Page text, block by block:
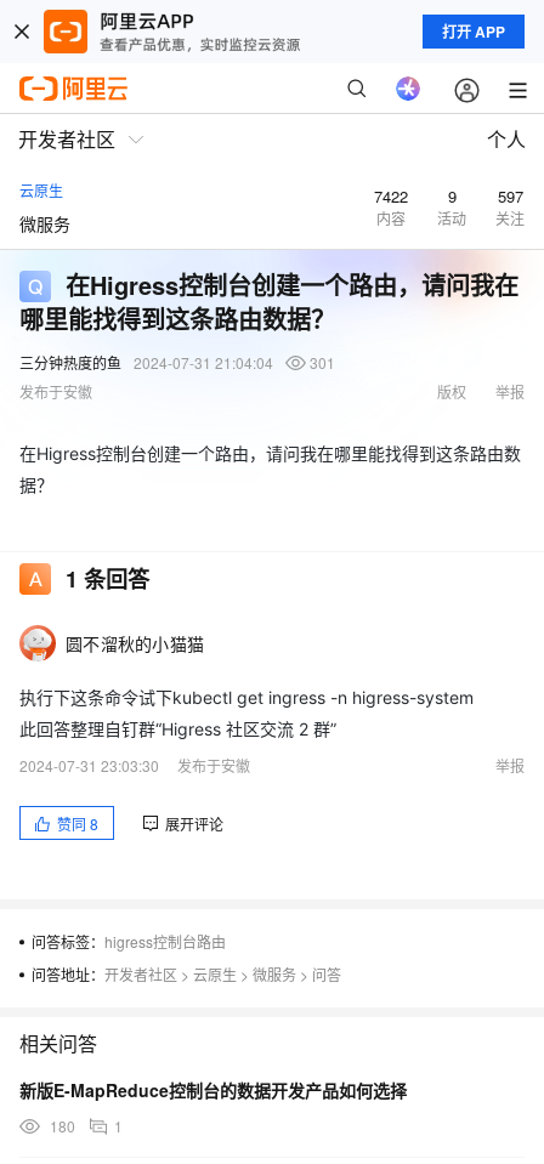
打开 APP
开发者社区 个人
云原生
微服务
7422
内容
9
活动
597
关注
在Higress控制台创建一个路由，请问我在
哪里能找得到这条路由数据？
三分钟热度的鱼 2024-07-31 21:04:04
301
发布于安徽
举报
版权
在Higress控制台创建一个路由，请问我在哪里能找得到这条路由数
据？
1 条回答
圆不溜秋的小猫猫
执行下这条命令试下kubectl get ingress -n higress-system
此回答整理自钉群“Higress 社区交流 2 群”
2024-07-31 23:03:30
发布于安徽 举报
赞同 8 展开评论
问答标签： higress控制台路由
问答地址： 开发者社区 > 云原生 > 微服务 > 问答
相关问答
新版E-MapReduce控制台的数据开发产品如何选择
180 1